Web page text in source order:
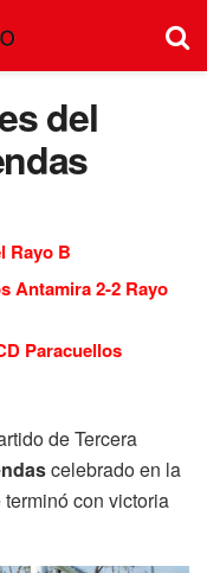
del
Rayo B
Antamira 2-2 Rayo
Paracuellos
de Tercera
celebrado en la
con victoria